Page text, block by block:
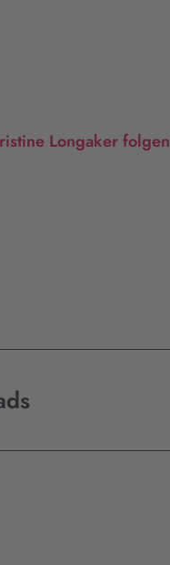
Longaker folgen